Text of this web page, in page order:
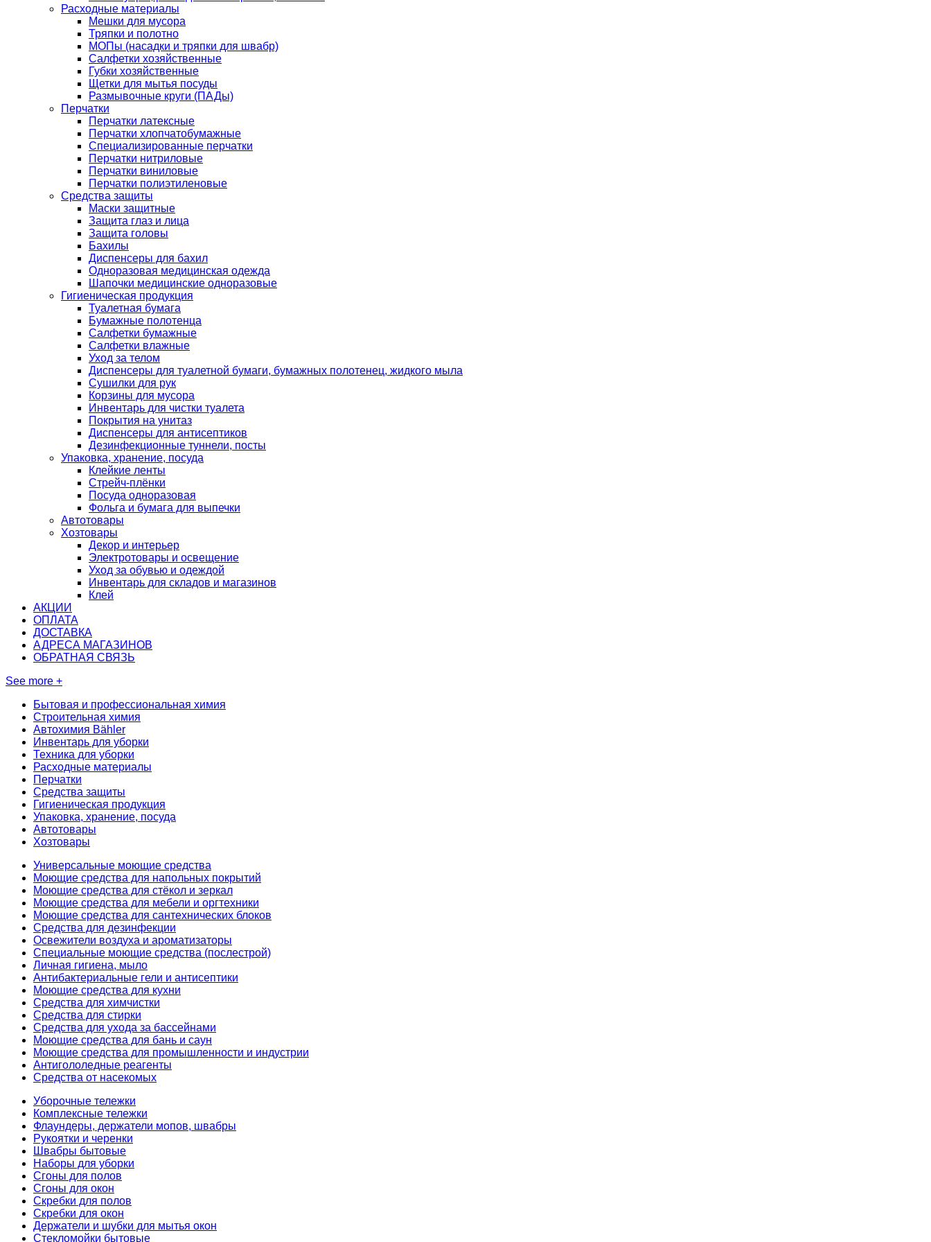
Расходные материалы
Мешки для мусора
Тряпки и полотно
МОПы (насадки и тряпки для швабр)
Салфетки хозяйственные
Губки хозяйственные
Щетки для мытья посуды
Размывочные круги (ПАДы)
Перчатки
Перчатки латексные
Перчатки хлопчатобумажные
Специализированные перчатки
Перчатки нитриловые
Перчатки виниловые
Перчатки полиэтиленовые
Средства защиты
Маски защитные
Защита глаз и лица
Защита головы
Бахилы
Диспенсеры для бахил
Одноразовая медицинская одежда
Шапочки медицинские одноразовые
Гигиеническая продукция
Туалетная бумага
Бумажные полотенца
Салфетки бумажные
Салфетки влажные
Уход за телом
Диспенсеры для туалетной бумаги, бумажных полотенец, жидкого мыла
Сушилки для рук
Корзины для мусора
Инвентарь для чистки туалета
Покрытия на унитаз
Диспенсеры для антисептиков
Дезинфекционные туннели, посты
Упаковка, хранение, посуда
Клейкие ленты
Стрейч-плёнки
Посуда одноразовая
Фольга и бумага для выпечки
Автотовары
Хозтовары
Декор и интерьер
Электротовары и освещение
Уход за обувью и одеждой
Инвентарь для складов и магазинов
Клей
АКЦИИ
ОПЛАТА
ДОСТАВКА
АДРЕСА МАГАЗИНОВ
ОБРАТНАЯ СВЯЗЬ
See more +
Бытовая и профессиональная химия
Строительная химия
Автохимия Bähler
Инвентарь для уборки
Техника для уборки
Расходные материалы
Перчатки
Средства защиты
Гигиеническая продукция
Упаковка, хранение, посуда
Автотовары
Хозтовары
Универсальные моющие средства
Моющие средства для напольных покрытий
Моющие средства для стёкол и зеркал
Моющие средства для мебели и оргтехники
Моющие средства для сантехнических блоков
Средства для дезинфекции
Освежители воздуха и ароматизаторы
Специальные моющие средства (послестрой)
Личная гигиена, мыло
Антибактериальные гели и антисептики
Моющие средства для кухни
Средства для химчистки
Средства для стирки
Средства для ухода за бассейнами
Моющие средства для бань и саун
Моющие средства для промышленности и индустрии
Антигололедные реагенты
Средства от насекомых
Уборочные тележки
Комплексные тележки
Флаундеры, держатели мопов, швабры
Рукоятки и черенки
Швабры бытовые
Наборы для уборки
Сгоны для полов
Сгоны для окон
Скребки для полов
Скребки для окон
Держатели и шубки для мытья окон
Стекломойки бытовые